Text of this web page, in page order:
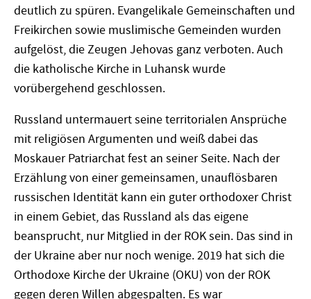
deutlich zu spüren. Evangelikale Gemeinschaften und
Freikirchen sowie muslimische Gemeinden wurden
aufgelöst, die Zeugen Jehovas ganz verboten. Auch
die katholische Kirche in Luhansk wurde
vorübergehend geschlossen.
Russland untermauert seine territorialen Ansprüche
mit religiösen Argumenten und weiß dabei das
Moskauer Patriarchat fest an seiner Seite. Nach der
Erzählung von einer gemeinsamen, unauflösbaren
russischen Identität kann ein guter orthodoxer Christ
in einem Gebiet, das Russland als das eigene
beansprucht, nur Mitglied in der ROK sein. Das sind in
der Ukraine aber nur noch wenige. 2019 hat sich die
Orthodoxe Kirche der Ukraine (OKU) von der ROK
gegen deren Willen abgespalten. Es war